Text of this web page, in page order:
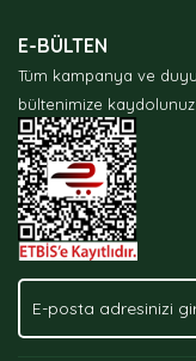
E-BÜLTEN
Tüm kampanya ve
bültenimize kaydolunuz.